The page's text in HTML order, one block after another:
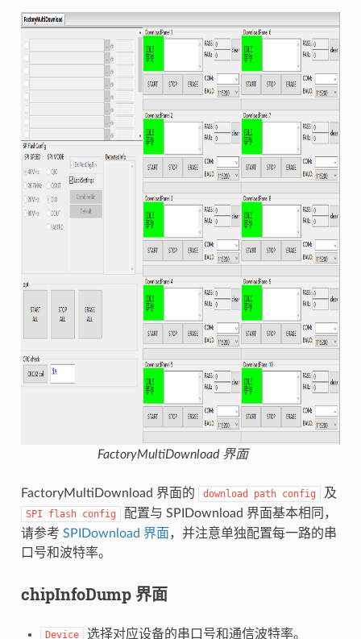
FactoryMultiDownload 界面
FactoryMultiDownload 界面的 download path config 及
SPI flash config
配置与 SPIDownload 界面基本相同，
请参考 SPIDownload 界面，并注意单独配置每一路的串
口号和波特率。
chipInfoDump 界面
Device 选择对应设备的串口号和通信波特率。